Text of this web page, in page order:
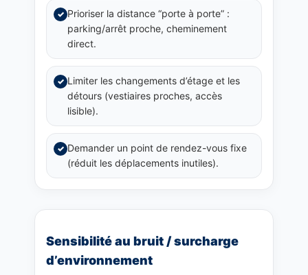
✓ Prioriser la distance “porte à porte” :
parking/arrêt proche, cheminement
direct.
✓ Limiter les changements d’étage et les
détours (vestiaires proches, accès
lisible).
✓ Demander un point de rendez-vous fixe
(réduit les déplacements inutiles).
Sensibilité au bruit / surcharge
d’environnement